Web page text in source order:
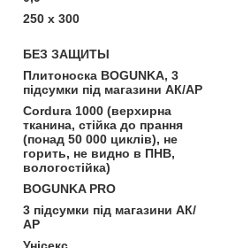
250 х 300
БЕЗ ЗАЩИТЫ
Плитоноска BOGUNKA, 3
підсумки під магазини АК/АР
Cordura 1000 (верхирна
тканина, стійка до прання
(понад 50 000 циклів), не
горить, не видно в ПНВ,
вологостійка)
BOGUNKA PRO
3 підсумки під магазини АК/
АР
Унісекс